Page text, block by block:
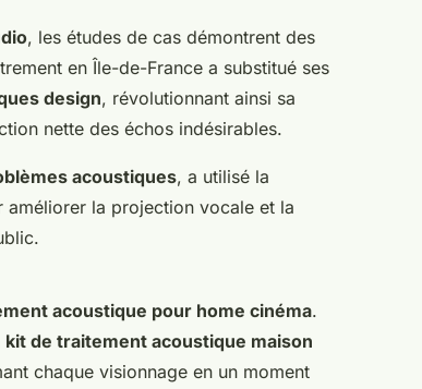
, les études de cas démontrent des
en Île-de-France a substitué ses
design, révolutionnant ainsi sa
nette des échos indésirables.
acoustiques, a utilisé la
améliorer la projection vocale et la
acoustique pour home cinéma.
kit de traitement acoustique maison
chaque visionnage en un moment